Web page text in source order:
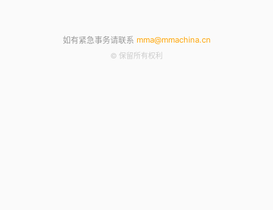
如有紧急事务请联系 mma@mmachina.cn
© 保留所有权利